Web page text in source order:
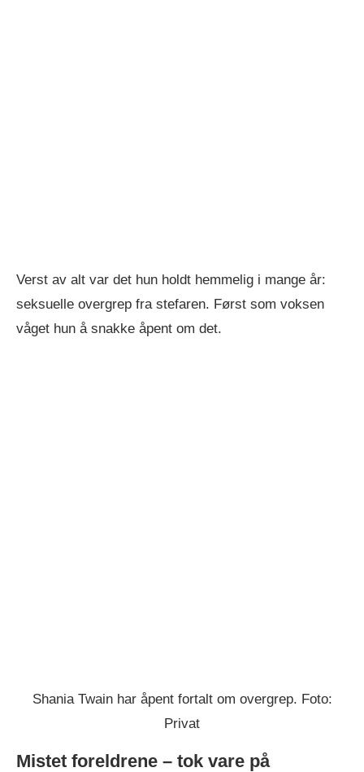
Verst av alt var det hun holdt hemmelig i mange år:
seksuelle overgrep fra stefaren. Først som voksen
våget hun å snakke åpent om det.
Shania Twain har åpent fortalt om overgrep. Foto:
Privat
Mistet foreldrene – tok vare på